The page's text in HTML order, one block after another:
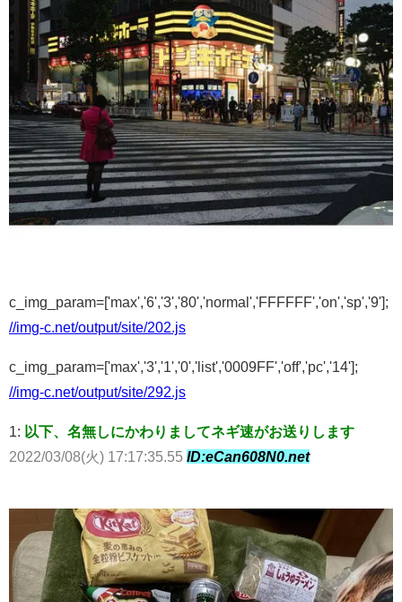
c_img_param=['max','6','3','80','normal','FFFFFF','on','sp','9'];
//img-c.net/output/site/202.js
c_img_param=['max','3','1','0','list','0009FF','off','pc','14'];
//img-c.net/output/site/292.js
1: 以下、名無しにかわりましてネギ速がお送りします
2022/03/08(火) 17:17:35.55 ID:eCan608N0.net